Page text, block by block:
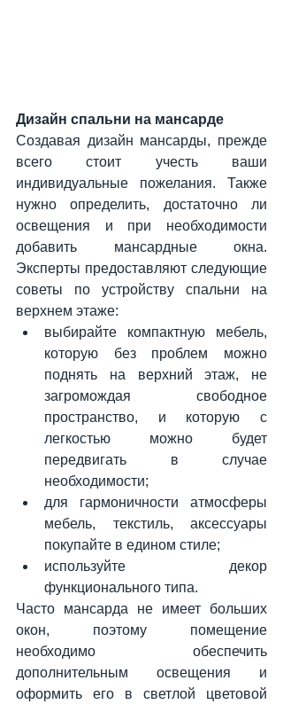
Дизайн спальни на мансарде
Создавая дизайн мансарды, прежде
всего стоит учесть ваши
индивидуальные пожелания. Также
нужно определить, достаточно ли
освещения и при необходимости
добавить мансардные окна.
Эксперты предоставляют следующие
советы по устройству спальни на
верхнем этаже:
выбирайте компактную мебель,
которую без проблем можно
поднять на верхний этаж, не
загромождая свободное
пространство, и которую с
легкостью можно будет
передвигать в случае
необходимости;
для гармоничности атмосферы
мебель, текстиль, аксессуары
покупайте в едином стиле;
используйте декор
функционального типа.
Часто мансарда не имеет больших
окон, поэтому помещение
необходимо обеспечить
дополнительным освещения и
оформить его в светлой цветовой